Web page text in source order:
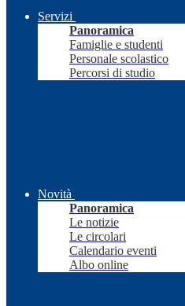
Servizi
Panoramica
Famiglie e studenti
Personale scolastico
Percorsi di studio
Novità
Panoramica
Le notizie
Le circolari
Calendario eventi
Albo online